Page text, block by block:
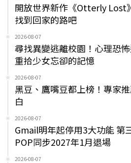
開放世界新作《Otterly Lost
找到回家的路吧
2026-08-07
尋找異變逃離校園！心理恐
重拾少女忘卻的記憶
2026-08-07
黑豆、鷹嘴豆都上榜！專家
白
2026-08-07
Gmail明年起停用3大功能 第
POP同步2027年1月退場
2026-08-07